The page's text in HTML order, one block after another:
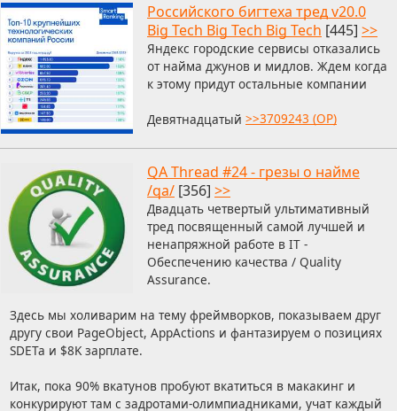
Российского бигтеха тред v20.0
Big Tech Big Tech Big Tech [445] >>
Яндекс городские сервисы отказались
от найма джунов и мидлов. Ждем когда
к этому придут остальные компании
Девятнадцатый >>3709243 (OP)
QA Thread #24 - грезы о найме
/qa/ [356] >>
Двадцать четвертый ультимативный
тред посвященный самой лучшей и
ненапряжной работе в IT -
Обеспечению качества / Quality
Assurance.
Здесь мы холиварим на тему фреймворков, показываем друг
другу свои PageObject, AppActions и фантазируем о позициях
SDETa и $8K зарплате.
Итак, пока 90% вкатунов пробуют вкатиться в макакинг и
конкурируют там с задротами-олимпиадниками, учат каждый